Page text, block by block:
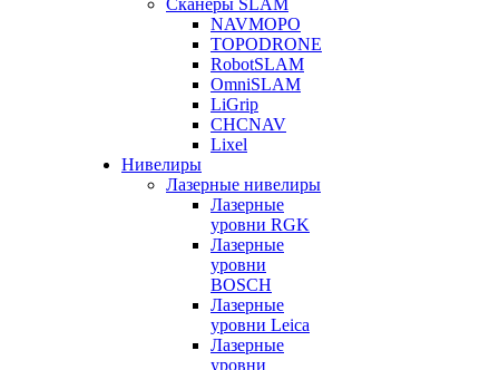
Сканеры SLAM
NAVMOPO
TOPODRONE
RobotSLAM
OmniSLAM
LiGrip
CHCNAV
Lixel
Нивелиры
Лазерные нивелиры
Лазерные
уровни RGK
Лазерные
уровни
BOSCH
Лазерные
уровни Leica
Лазерные
уровни